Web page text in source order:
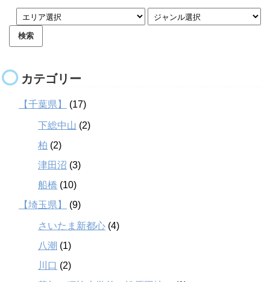
カテゴリー
【千葉県】 (17)
下総中山 (2)
柏 (2)
津田沼 (3)
船橋 (10)
【埼玉県】
(9)
さいたま新都心 (4)
八潮 (1)
川口 (2)